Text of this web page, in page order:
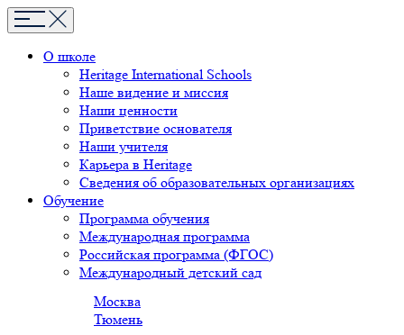
О школе
Heritage International Schools
Наше видение и миссия
Наши ценности
Приветствие основателя
Наши учителя
Карьера в Heritage
Сведения об образовательных организациях
Обучение
Программа обучения
Международная программа
Российская программа (ФГОС)
Международный детский сад
Москва
Тюмень